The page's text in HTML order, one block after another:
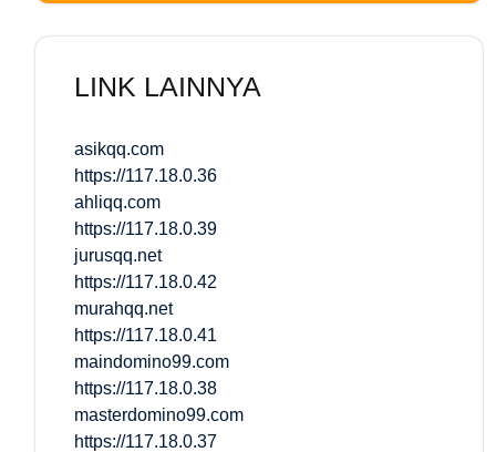
LINK LAINNYA
asikqq.com
https://117.18.0.36
ahliqq.com
https://117.18.0.39
jurusqq.net
https://117.18.0.42
murahqq.net
https://117.18.0.41
maindomino99.com
https://117.18.0.38
masterdomino99.com
https://117.18.0.37